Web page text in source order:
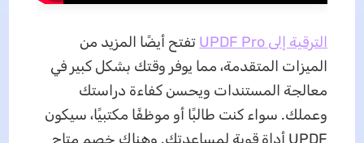
الترقية إلى UPDF Pro
تفتح أيضًا المزيد من
الميزات المتقدمة، مما يوفر وقتك بشكل كبير في
معالجة المستندات ويحسن كفاءة دراستك
وعملك. سواء كنت طالبًا أو موظفًا مكتبيًا، سيكون
UPDF أداة قوية لمساعدتك. وهناك خصم متاح